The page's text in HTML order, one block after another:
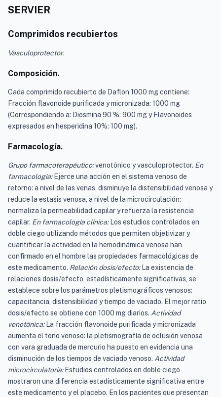
SERVIER
Comprimidos recubiertos
Vasculoprotector.
Composición.
Cada comprimido recubierto de Daflon 1000 mg contiene:
Fracción flavonoide purificada y micronizada: 1000 mg
(Correspondiendo a: Diosmina 90 %: 900 mg y Flavonoides
expresados en hesperidina 10%: 100 mg).
Farmacología.
Grupo farmacoterapéutico:venotónico y vasculoprotector. En
farmacología:Ejerce una acción en el sistema venoso de
retorno: a nivel de las venas, disminuye la distensibilidad venosa y
reduce la estasis venosa, a nivel de la microcirculación:
normaliza la permeabilidad capilar y refuerza la resistencia
capilar. En farmacología clínica: Los estudios controlados en
doble ciego utilizando métodos que permiten objetivizar y
cuantificar la actividad en la hemodinámica venosa han
confirmado en el hombre las propiedades farmacológicas de
este medicamento. Relación dosis/efecto: La existencia de
relaciones dosis/efecto, estadísticamente significativas, se
establece sobre los parámetros pletismográficos venosos:
capacitancia, distensibilidad y tiempo de vaciado. El mejor ratio
dosis/efecto se obtiene con 1000 mg diarios. Actividad
venotónica: La fracción flavonoide purificada y micronizada
aumenta el tono venoso: la pletismografía de oclusión venosa
con vara graduada de mercurio ha puesto en evidencia una
disminución de los tiempos de vaciado venoso. Actividad
microcirculatoria: Estudios controlados en doble ciego
mostraron una diferencia estadísticamente significativa entre
este medicamento y el placebo. En los pacientes que presentan